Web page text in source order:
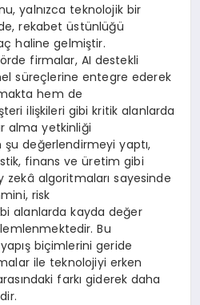
yalnızca teknolojik bir
rekabet üstünlüğü
haline gelmiştir.
firmalar, AI destekli
süreçlerine entegre ederek
hem de
ilişkileri gibi kritik alanlarda
alma yetkinliği
değerlendirmeyi yaptı,
finans ve üretim gibi
algoritmaları sayesinde
risk
alanlarda kayda değer
Bu
biçimlerini geride
ile teknolojiyi erken
farkı giderek daha